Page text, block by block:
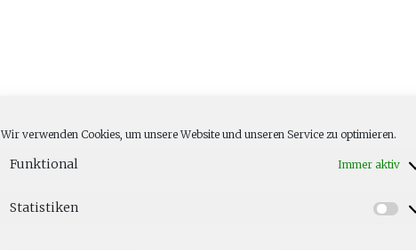
Wir verwenden Cookies, um unsere Website und unseren Service zu optimieren.
Funktional Immer aktiv
Statistiken